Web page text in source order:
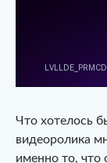
Что хотелось
видеоролика
именно то, что